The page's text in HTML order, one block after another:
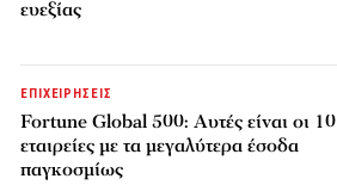
ευεξίας
ΕΠΙΧΕΙΡΗΣΕΙΣ
Fortune Global 500: Αυτές είναι οι 10
εταιρείες με τα μεγαλύτερα έσοδα
παγκοσμίως